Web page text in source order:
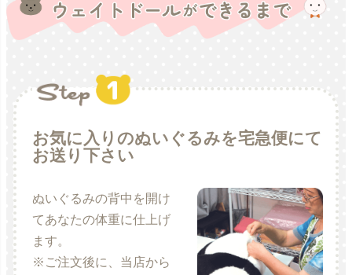
お気に入りのぬいぐるみを宅急便にて
お送り下さい
ぬいぐるみの背中を開け
てあなたの体重に仕上げ
ます。
※ご注文後に、当店から